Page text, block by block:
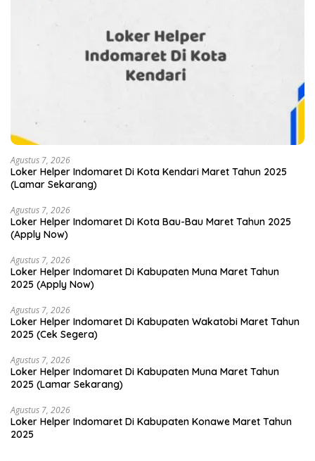
Agustus 7, 2026
Loker Helper Indomaret Di Kota Kendari Maret Tahun 2025
(Lamar Sekarang)
Agustus 7, 2026
Loker Helper Indomaret Di Kota Bau-Bau Maret Tahun 2025
(Apply Now)
Agustus 7, 2026
Loker Helper Indomaret Di Kabupaten Muna Maret Tahun
2025 (Apply Now)
Agustus 7, 2026
Loker Helper Indomaret Di Kabupaten Wakatobi Maret Tahun
2025 (Cek Segera)
Agustus 7, 2026
Loker Helper Indomaret Di Kabupaten Muna Maret Tahun
2025 (Lamar Sekarang)
Agustus 7, 2026
Loker Helper Indomaret Di Kabupaten Konawe Maret Tahun
2025